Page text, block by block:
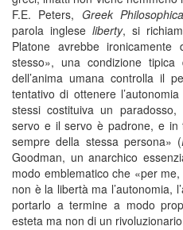
F.E. Peters, Greek
parola inglese liberty, si
Platone avrebbe
stesso», una condizione
dell’anima umana controlla il
tentativo di ottenere
stessi costituiva un
servo e il servo è padrone, e
sempre della stessa persona» (
Goodman, un anarchico
modo emblematico che «per
non è la libertà ma l’autonomia,
portarlo a termine a modo
esteta ma non di un